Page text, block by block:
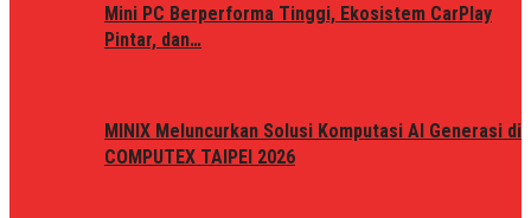
Mini PC Berperforma Tinggi, Ekosistem CarPlay
Pintar, dan…
MINIX Meluncurkan Solusi Komputasi AI Generasi di
COMPUTEX TAIPEI 2026